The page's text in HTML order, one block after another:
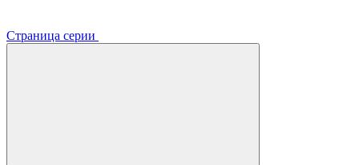
Страница серии